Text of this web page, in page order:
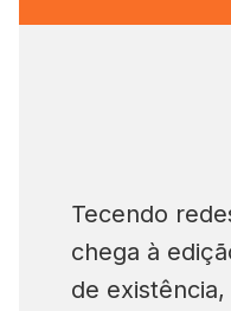
Tecendo
chega à
de